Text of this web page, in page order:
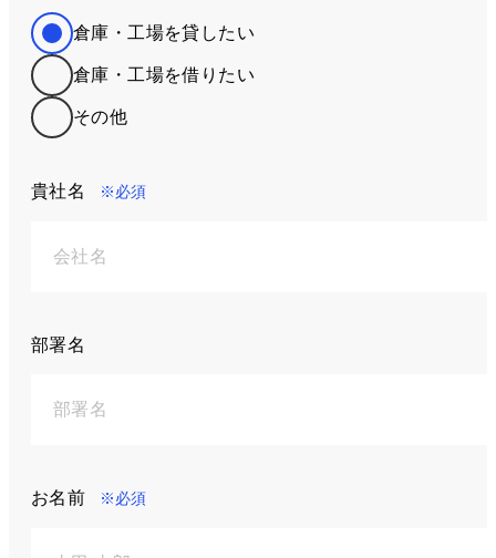
倉庫・工場を貸したい
倉庫・工場を借りたい
その他
貴社名 ※必須
部署名
お名前 ※必須